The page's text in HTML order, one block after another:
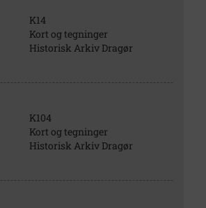
K14
Kort og tegninger
Historisk Arkiv Dragør
K104
Kort og tegninger
Historisk Arkiv Dragør